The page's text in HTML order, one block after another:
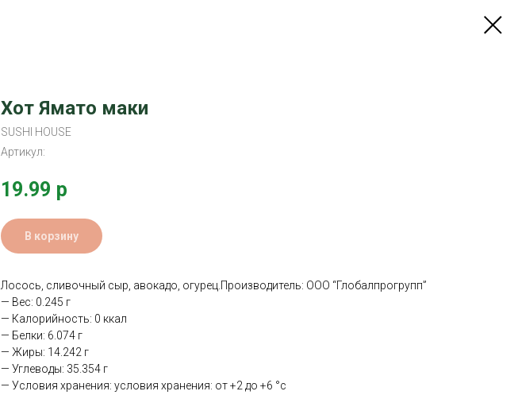
Хот Ямато маки
SUSHI HOUSE
Артикул:
19.99 р
В корзину
Лосось, сливочный сыр, авокадо, огурец.Производитель: OOO “Глобалпрогрупп”
— Вес: 0.245 г
— Калорийность: 0 ккал
— Белки: 6.074 г
— Жиры: 14.242 г
— Углеводы: 35.354 г
— Условия хранения: условия хранения: от +2 до +6 °с